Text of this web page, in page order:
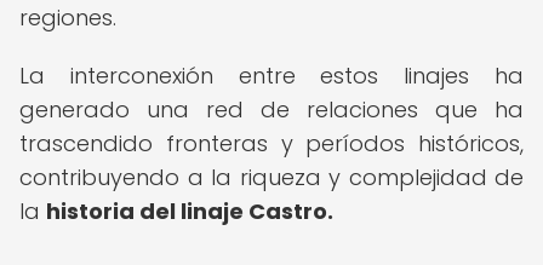
regiones.
La interconexión entre estos linajes ha
generado una red de relaciones que ha
trascendido fronteras y períodos históricos,
contribuyendo a la riqueza y complejidad de
la historia del linaje Castro.